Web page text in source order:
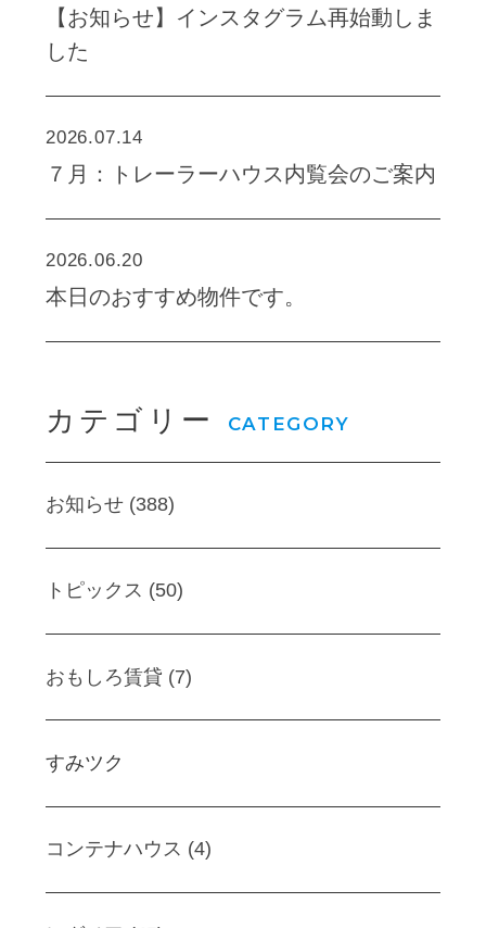
【お知らせ】インスタグラム再始動しま
した
2026.07.14
７月：トレーラーハウス内覧会のご案内
2026.06.20
本日のおすすめ物件です。
カテゴリー CATEGORY
お知らせ (388)
トピックス (50)
おもしろ賃貸 (7)
すみツク
コンテナハウス (4)